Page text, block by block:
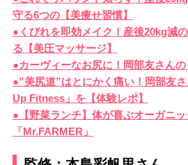
守る6つの【美痩せ習慣】
●くびれを即効メイク！産後20kg減
る【美圧マッサージ】
●カーヴィーなお尻に！岡部友さん
●”美尻道”はとにかく痛い！岡部友
Up Fitness」を【体験レポ】
●【野菜ランチ】体が喜ぶオーガニ
「Mr.FARMER」